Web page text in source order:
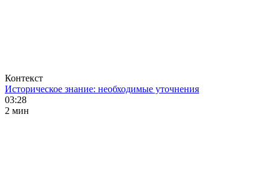
Контекст
Историческое знание: необходимые уточнения
03:28
2 мин